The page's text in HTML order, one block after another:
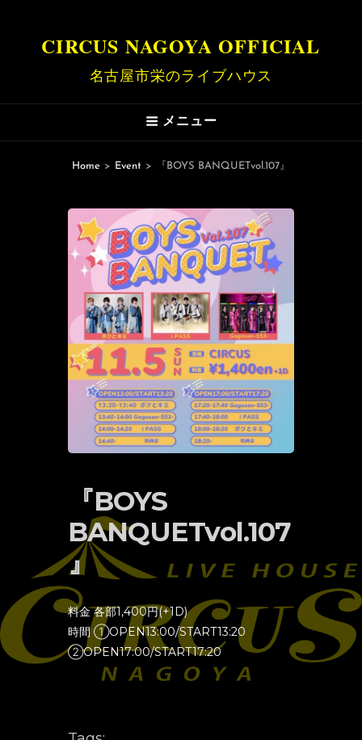
CIRCUS NAGOYA OFFICIAL
名古屋市栄のライブハウス
メニュー
Home > Event > 『BOYS BANQUETvol.107』
『BOYS
BANQUETvol.107
』
料金 各部1,400円(+1D)
時間 ①OPEN13:00/START13:20
②OPEN17:00/START17:20